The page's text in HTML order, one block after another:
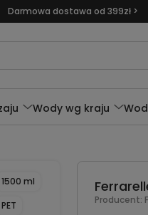
Darmowa dostawa od 399zł >
Wody wg kraju
1500 ml
PET
Producent: